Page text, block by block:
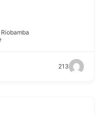
Riobamba
213